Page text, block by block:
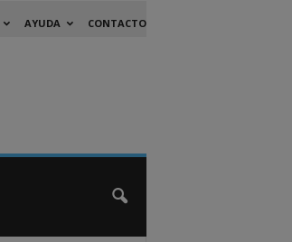
AYUDA CONTACTO